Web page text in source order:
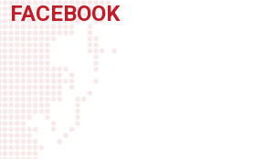
FACEBOOK